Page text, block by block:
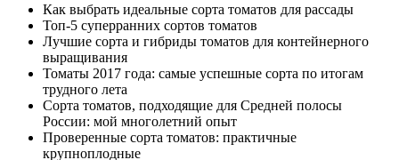
Как выбрать идеальные сорта томатов для рассады
Топ-5 суперранних сортов томатов
Лучшие сорта и гибриды томатов для контейнерного
выращивания
Томаты 2017 года: самые успешные сорта по итогам
трудного лета
Сорта томатов, подходящие для Средней полосы
России: мой многолетний опыт
Проверенные сорта томатов: практичные
крупноплодные